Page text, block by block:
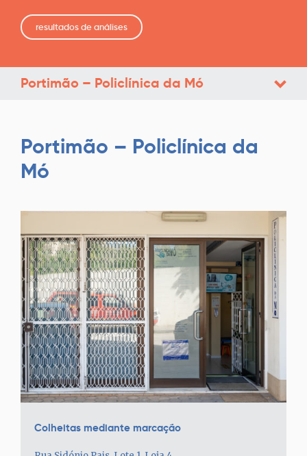
resultados de análises
Portimão – Policlínica da Mó
Portimão – Policlínica da
Mó
Colheitas mediante marcação